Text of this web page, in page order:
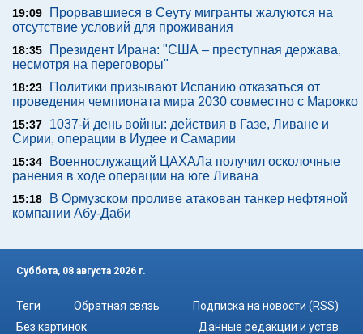
19:09
Прорвавшиеся в Сеуту мигранты жалуются на
отсутствие условий для проживания
18:35
Президент Ирана: "США – преступная держава,
несмотря на переговоры"
18:23
Политики призывают Испанию отказаться от
проведения чемпионата мира 2030 совместно с Марокко
15:37
1037-й день войны: действия в Газе, Ливане и
Сирии, операции в Иудее и Самарии
15:34
Военнослужащий ЦАХАЛа получил осколочные
ранения в ходе операции на юге Ливана
15:18
В Ормузском проливе атакован танкер нефтяной
компании Абу-Даби
Суббота, 08 августа 2026 г.
Теги Обратная связь
Подписка на новости (RSS)
Без картинок
Данные редакции и устав